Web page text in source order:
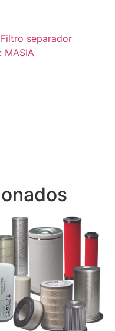
Filtro separador
MASIA